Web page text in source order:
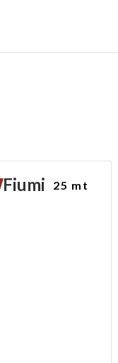
Fiumi 25 mt